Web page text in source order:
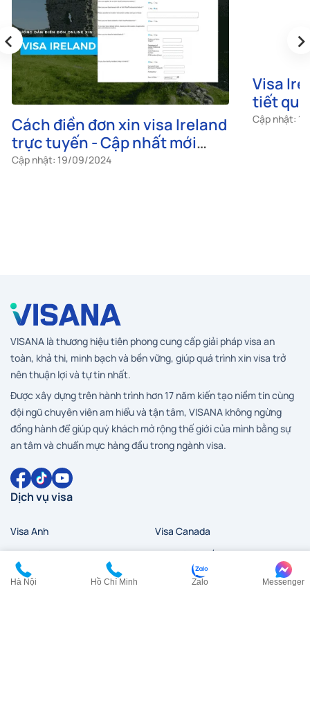
Cách điền đơn xin visa Ireland
trực tuyến - Cập nhất mới
nhất
Cập nhật: 19/09/2024
Visa
‹ ›
VISANA là thương hiệu tiên phong cung cấp giải pháp visa an
toàn, khả thi, minh bạch và bền vững, giúp quá trình xin visa trở
nên thuận lợi và tự tin nhất.
Được xây dựng trên hành trình hơn 17 năm kiến tạo niềm tin cùng
đội ngũ chuyên viên am hiểu và tận tâm, VISANA không ngừng
đồng hành để giúp quý khách mở rộng thế giới của mình bằng sự
an tâm và chuẩn mực hàng đầu trong ngành visa.
Dịch vụ visa
Visa Anh
Visa Canada
Visa Đài Loan
Visa Hàn Quốc
Visa đi HongKong
Hà Nội Hồ Chí Minh Zalo Messenger